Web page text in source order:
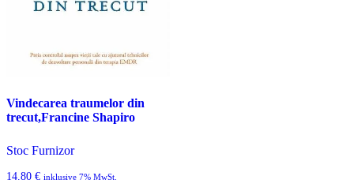
Vindecarea traumelor din
trecut,Francine Shapiro
Stoc Furnizor
14.80 € inklusive 7% MwSt.